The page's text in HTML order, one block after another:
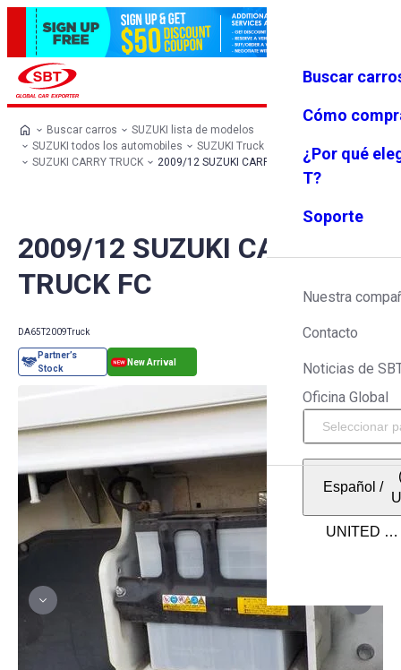
Favoritos Menú
Buscar
Cómo
¿Por qué
T?
Soporte
Nuestra
Contacto
Noticias de
Oficina Global
Español /
Buscar carros
SUZUKI lista de modelos
SUZUKI todos los automobiles
SUZUKI Truck
SUZUKI CARRY TRUCK
2009/12 SUZUKI CARRY TRUCK FC
2009/12 SUZUKI CARRY
TRUCK FC
DA65T2009Truck